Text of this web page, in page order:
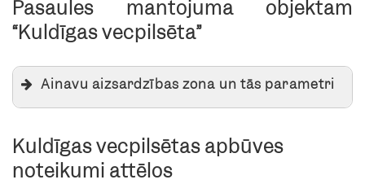
Pasaules mantojuma objektam
“Kuldīgas vecpilsēta”
Ainavu aizsardzības zona un tās parametri
Kuldīgas vecpilsētas apbūves
noteikumi attēlos